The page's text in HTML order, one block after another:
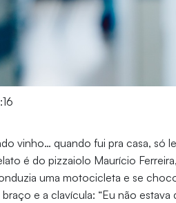
vinho… quando fui pra casa, só
é do pizzaiolo Maurício
uma motocicleta e se
e a clavícula: “Eu não